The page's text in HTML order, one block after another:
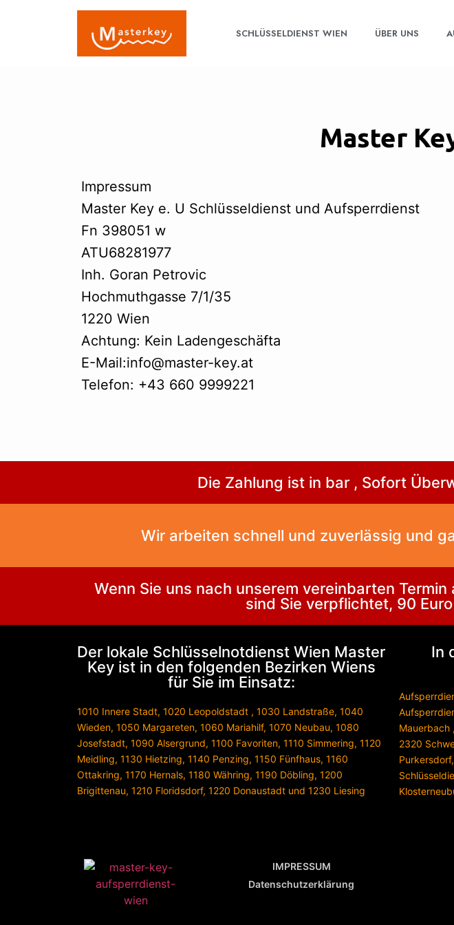
SCHLÜSSELDIENST WIEN ÜBER UNS
Master
Impressum
Master Key e. U Schlüsseldienst und Aufsperrdienst
Fn 398051 w
ATU68281977
Inh. Goran Petrovic
Hochmuthgasse 7/1/35
1220 Wien
Achtung: Kein Ladengeschäfta
E-Mail:info@master-key.at
Telefon: +43 660 9999221
Die Zahlung ist in bar , Sofort
Wir arbeiten schnell und zuverlässig und
Wenn Sie uns nach unserem vereinbarten
sind Sie verpflichtet, 90
Der lokale Schlüsselnotdienst Wien Master
Key ist in den folgenden Bezirken Wiens
für Sie im Einsatz:
1010 Innere Stadt, 1020 Leopoldstadt , 1030 Landstraße, 1040
Wieden, 1050 Margareten, 1060 Mariahilf, 1070 Neubau, 1080
Josefstadt, 1090 Alsergrund, 1100 Favoriten, 1110 Simmering, 1120
Meidling, 1130 Hietzing, 1140 Penzing, 1150 Fünfhaus, 1160
Ottakring, 1170 Hernals, 1180 Währing, 1190 Döbling, 1200
Brigittenau, 1210 Floridsdorf, 1220 Donaustadt und 1230 Liesing
In
Mauerbach
2320
Purkersdorf
IMPRESSUM
Datenschutzerklärung